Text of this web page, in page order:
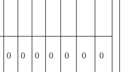
0 0 0 0 0 0 0